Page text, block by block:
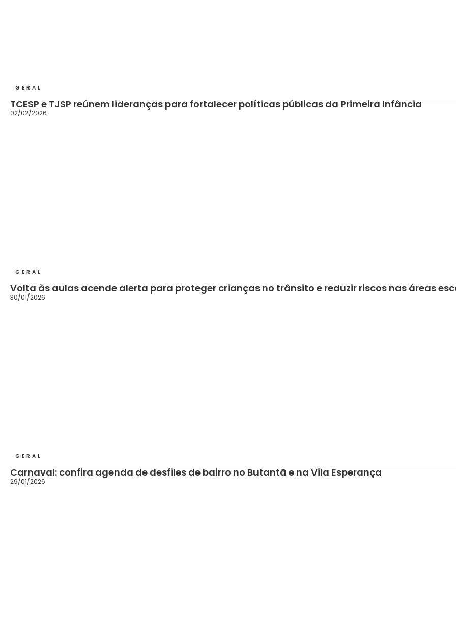
GERAL
TCESP e TJSP reúnem lideranças para fortalecer políticas públicas da Primeira Infância
02/02/2026
GERAL
Volta às aulas acende alerta para proteger crianças no trânsito e reduzir riscos nas áreas
30/01/2026
GERAL
Carnaval: confira agenda de desfiles de bairro no Butantã e na Vila Esperança
29/01/2026